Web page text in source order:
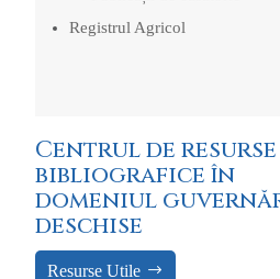
Registrul Agricol
Centrul de resurse
bibliografice în
domeniul
deschise
Resurse Utile